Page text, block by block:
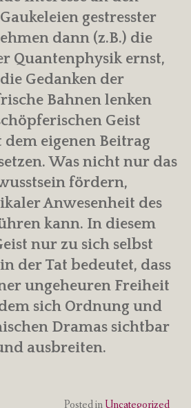
gestresster
dann (z.B.) die
Quantenphysik ernst,
Gedanken der
Bahnen lenken
Geist
eigenen Beitrag
Was nicht nur das
fördern,
Anwesenheit des
kann. In diesem
nur zu sich selbst
der Tat bedeutet, dass
ungeheuren Freiheit
sich Ordnung und
Dramas sichtbar
ausbreiten.